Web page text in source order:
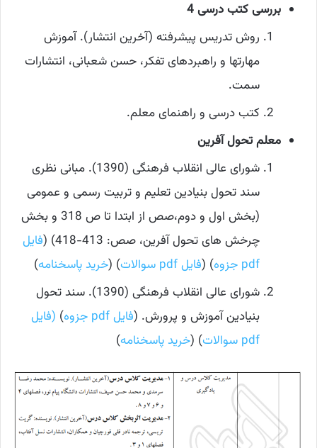
بررسی کتب درسی 4
روش تدریس پیشرفته (آخرین انتشار). آموزش
مهارتها و راهبردهای تفکر، حسن شعبانی، انتشارات
سمت.
کتب درسی و راهنمای معلم.
معلم تحول آفرین
شورای عالی انقلاب فرهنگی (1390). مبانی نظری
سند تحول بنیادین تعلیم و تربیت رسمی و عمومی
(بخش اول و دوم،صص از ابتدا تا ص 318 و بخش
چرخش های تحول آفرین، صص: 413-418) (
فایل
pdf جزوه
) (فایل pdf سوالات ) (خرید پاسخنامه)
شورای عالی انقلاب فرهنگی (1390). سند تحول
بنیادین آموزش و پرورش. (فایل pdf جزوه ) (فایل
pdf سوالات
) (خرید پاسخنامه)